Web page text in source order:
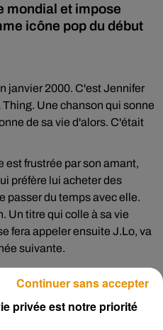
mondial et impose
icône pop du début
janvier 2000. C'est Jennifer
Une chanson qui sonne
de sa vie d'alors. C'était
est frustrée par son amant,
préfère lui acheter des
passer du temps avec elle.
Un titre qui colle à sa vie
fera appeler ensuite J.Lo, va
suivante.
titre qui va d'ailleurs
fin.privée est notre priorité
Continuer sans accepter